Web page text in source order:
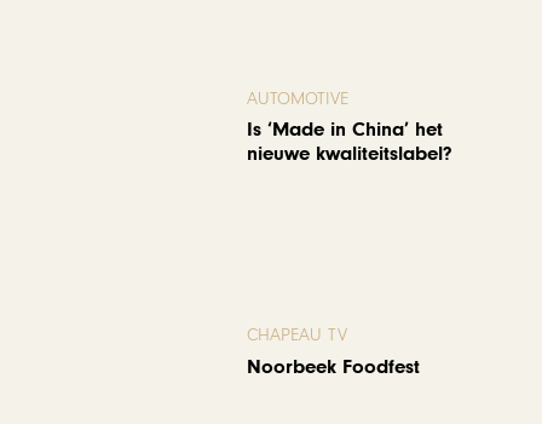
AUTOMOTIVE
Is ‘Made in China’ het
nieuwe kwaliteitslabel?
CHAPEAU TV
Noorbeek Foodfest